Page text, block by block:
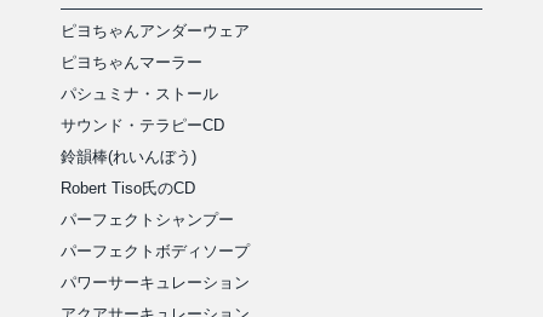
ピヨちゃんアンダーウェア
ピヨちゃんマーラー
パシュミナ・ストール
サウンド・テラピーCD
鈴韻棒(れいんぼう)
Robert Tiso氏のCD
パーフェクトシャンプー
パーフェクトボディソープ
パワーサーキュレーション